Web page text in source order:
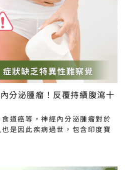
分泌腫瘤！反覆持續腹瀉十
道癌等，神經內分泌腫瘤對於
是因此疾病過世，包含印度寶